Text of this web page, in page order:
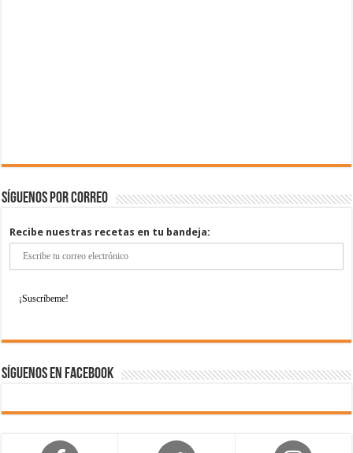
Síguenos por correo
Recibe nuestras recetas en tu bandeja:
Síguenos en Facebook